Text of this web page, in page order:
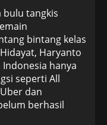
bulu tangkis
bintang kelas
Haryanto
hanya
seperti All
dan
berhasil